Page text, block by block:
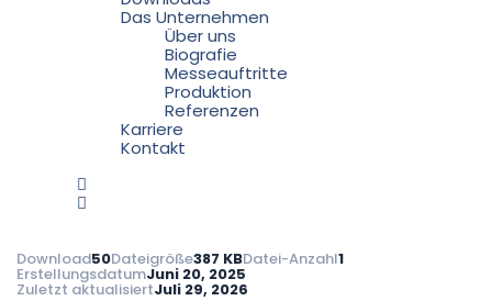
Das Unternehmen
Über uns
Biografie
Messeauftritte
Produktion
Referenzen
Karriere
Kontakt
Download50Dateigröße387 KBDatei-Anzahl1
ErstellungsdatumJuni 20, 2025
Zuletzt aktualisiertJuli 29, 2026